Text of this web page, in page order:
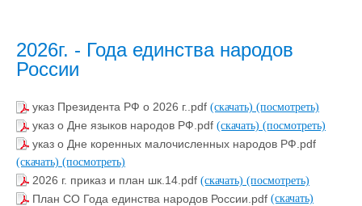
2026г. - Года единства народов
России
указ Президента РФ о 2026 г..pdf (скачать) (посмотреть)
указ о Дне языков народов РФ.pdf (скачать) (посмотреть)
указ о Дне коренных малочисленных народов РФ.pdf
(скачать) (посмотреть)
2026 г. приказ и план шк.14.pdf (скачать) (посмотреть)
План СО Года единства народов России.pdf (скачать)